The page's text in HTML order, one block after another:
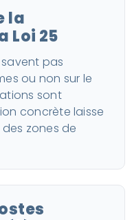
la
Loi 25
pas
ou non sur le
sont
concrète laisse
zones de